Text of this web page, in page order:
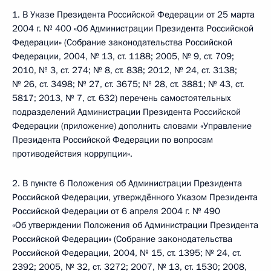
1. В Указе Президента Российской Федерации от 25 марта
2004 г. № 400 «Об Администрации Президента Российской
Федерации» (Собрание законодательства Российской
Федерации, 2004, № 13, ст. 1188; 2005, № 9, ст. 709;
2010, № 3, ст. 274; № 8, ст. 838; 2012, № 24, ст. 3138;
№ 26, ст. 3498; № 27, ст. 3675; № 28, ст. 3881; № 43, ст.
5817; 2013, № 7, ст. 632) перечень самостоятельных
подразделений Администрации Президента Российской
Федерации (приложение) дополнить словами «Управление
Президента Российской Федерации по вопросам
противодействия коррупции».
2. В пункте 6 Положения об Администрации Президента
Российской Федерации, утверждённого Указом Президента
Российской Федерации от 6 апреля 2004 г. № 490
«Об утверждении Положения об Администрации Президента
Российской Федерации» (Собрание законодательства
Российской Федерации, 2004, № 15, ст. 1395; № 24, ст.
2392; 2005, № 32, ст. 3272; 2007, № 13, ст. 1530; 2008,